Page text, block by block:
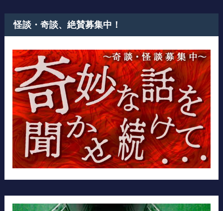
怪談・奇談、絶賛募集中！